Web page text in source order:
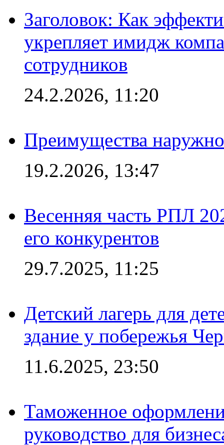
Заголовок: Как
укрепляет имидж
сотрудников
24.2.2026, 11:20
Преимущества
19.2.2026, 13:47
Весенняя часть РПЛ
его конкурентов
29.7.2025, 11:25
Детский лагерь для
здание у побережья
11.6.2025, 23:50
Таможенное
руководство для